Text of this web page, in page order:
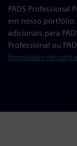
PADS Professional
em nosso portfólio.
adicionais para
Professional ou
formulário de